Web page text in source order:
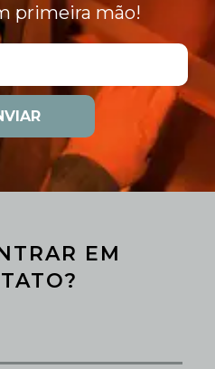
primeira mão!
EM